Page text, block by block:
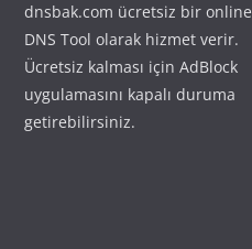
dnsbak.com ücretsiz bir online
DNS Tool olarak hizmet verir.
Ücretsiz kalması için AdBlock
uygulamasını kapalı duruma
getirebilirsiniz.